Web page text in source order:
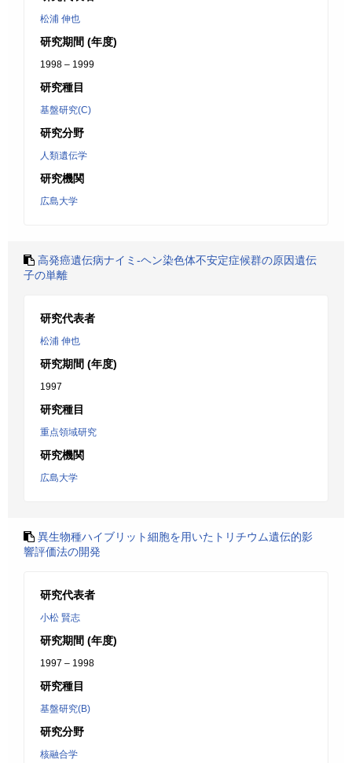
松浦 伸也
研究期間 (年度)
1998 – 1999
研究種目
基盤研究(C)
研究分野
人類遺伝学
研究機関
広島大学
高発癌遺伝病ナイミ-ヘン染色体不安定症候群の原因遺伝
子の単離
研究代表者
松浦 伸也
研究期間 (年度)
1997
研究種目
重点領域研究
研究機関
広島大学
異生物種ハイブリット細胞を用いたトリチウム遺伝的影
響評価法の開発
研究代表者
小松 賢志
研究期間 (年度)
1997 – 1998
研究種目
基盤研究(B)
研究分野
核融合学